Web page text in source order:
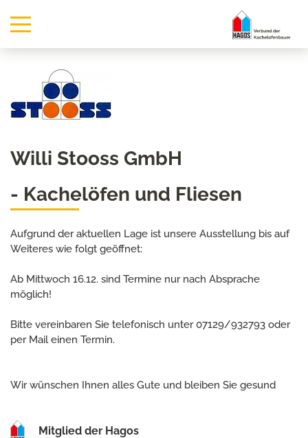
Willi Stooss GmbH
- Kachelöfen und Fliesen
Aufgrund der aktuellen Lage ist unsere Ausstellung bis auf
Weiteres wie folgt geöffnet:
Ab Mittwoch 16.12. sind Termine nur nach Absprache
möglich!
Bitte vereinbaren Sie telefonisch unter 07129/932793 oder
per Mail einen Termin.
Wir wünschen Ihnen alles Gute und bleiben Sie gesund
Mitglied der Hagos